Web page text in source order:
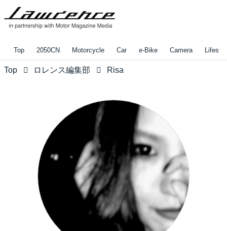
Top 2050CN Motorcycle Car e-Bike Camera
Top ロレンス編集部 Risa